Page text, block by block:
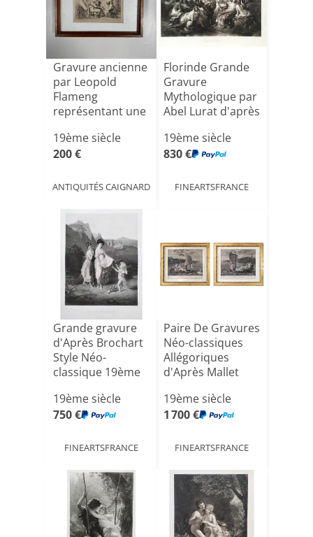
Gravure ancienne
par Leopold
Flameng
représentant une
19ème siècle
200 €
ANTIQUITÉS CAIGNARD
Florinde Grande
Gravure
Mythologique par
Abel Lurat d'après
19ème siècle
830 €
FINEARTSFRANCE
Grande gravure
d'Après Brochart
Style Néo-
classique 19ème
19ème siècle
750 €
FINEARTSFRANCE
Paire De Gravures
Néo-classiques
Allégoriques
d'Après Mallet
19ème siècle
1 700 €
FINEARTSFRANCE